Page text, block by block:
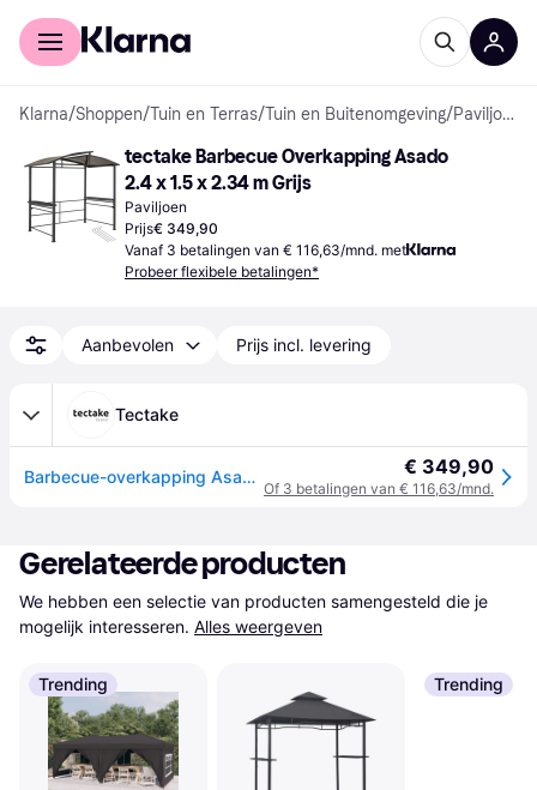
Voor shoppers
Klarna/Shoppen/Tuin en Terras/Tuin en Buitenomgeving/ Paviljoenen
tectake Barbecue Overkapping Asado
2.4 x 1.5 x 2.34 m Grijs
Paviljoen
Prijs€ 349,90
Vanaf 3 betalingen van € 116,63/mnd. met
Probeer flexibele betalingen*
Aanbevolen Prijs incl. levering
Tectake
Barbecue-overkapping Asado 2,4x1,5x2,34m - grijs | tectake € 349,90
Of 3 betalingen van € 116,63/mnd.
Gerelateerde producten
We hebben een selectie van producten samengesteld die je
mogelijk interesseren. Alles weergeven
Trending Trending